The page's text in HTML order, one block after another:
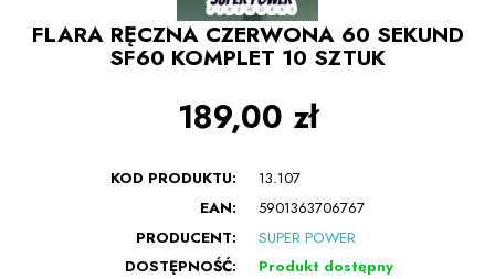
FLARA RĘCZNA CZERWONA 60 SEKUND
SF60 KOMPLET 10 SZTUK
189,00 zł
KOD PRODUKTU:
13.107
EAN:
5901363706767
PRODUCENT:
SUPER POWER
DOSTĘPNOŚĆ:
Produkt dostępny